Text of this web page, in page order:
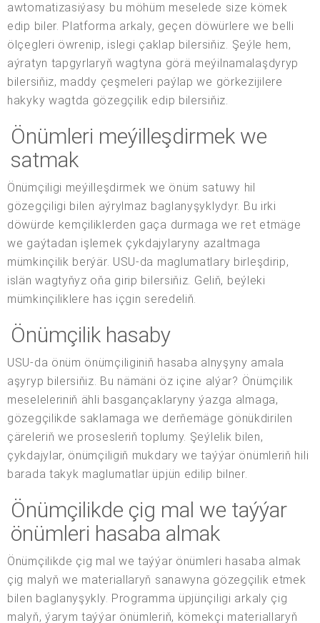
awtomatizasiýasy bu möhüm meselede size kömek
edip biler. Platforma arkaly, geçen döwürlere we belli
ölçegleri öwrenip, islegi çaklap bilersiňiz. Şeýle hem,
aýratyn tapgyrlaryň wagtyna görä meýilnamalaşdyryp
bilersiňiz, maddy çeşmeleri paýlap we görkezijilere
hakyky wagtda gözegçilik edip bilersiňiz.
Önümleri meýilleşdirmek we
satmak
Önümçiligi meýilleşdirmek we önüm satuwy hil
gözegçiligi bilen aýrylmaz baglanyşyklydyr. Bu irki
döwürde kemçiliklerden gaça durmaga we ret etmäge
we gaýtadan işlemek çykdajylaryny azaltmaga
mümkinçilik berýär. USU-da maglumatlary birleşdirip,
islän wagtyňyz oňa girip bilersiňiz. Geliň, beýleki
mümkinçiliklere has içgin seredeliň.
Önümçilik hasaby
USU-da önüm önümçiliginiň hasaba alnyşyny amala
aşyryp bilersiňiz. Bu nämäni öz içine alýar? Önümçilik
meseleleriniň ähli basgançaklaryny ýazga almaga,
gözegçilikde saklamaga we derňemäge gönükdirilen
çäreleriň we prosesleriň toplumy. Şeýlelik bilen,
çykdajylar, önümçiligiň mukdary we taýýar önümleriň hili
barada takyk maglumatlar üpjün edilip bilner.
Önümçilikde çig mal we taýýar
önümleri hasaba almak
Önümçilikde çig mal we taýýar önümleri hasaba almak
çig malyň we materiallaryň sanawyna gözegçilik etmek
bilen baglanyşykly. Programma üpjünçiligi arkaly çig
malyň, ýarym taýýar önümleriň, kömekçi materiallaryň